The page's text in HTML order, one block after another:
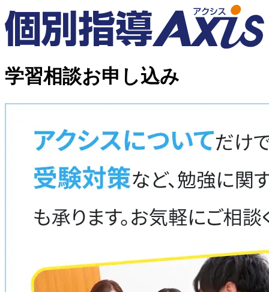
学習相談お申し込み